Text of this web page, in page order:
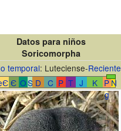
Datos para niños
Soricomorpha
temporal: Luteciense-Reciente
Є OS D C P T J K P
g
N